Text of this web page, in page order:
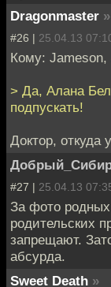
Dragonmaster »
#26 | 25.04.13
Кому: Jameson,
> Да, Алана
подпускать!
Доктор, откуда
#27 | 25.04.13
За фото
родительских
запрещают.
абсурда.
Sweet Death »